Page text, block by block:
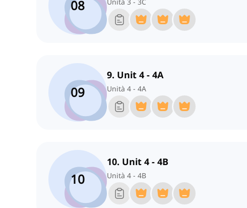
08
09
9. Unit 4 - 4A
Unità 4 - 4A
10
10. Unit 4 - 4B
Unità 4 - 4B